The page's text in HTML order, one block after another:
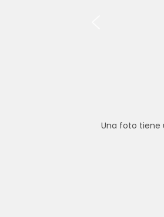
Una foto tiene